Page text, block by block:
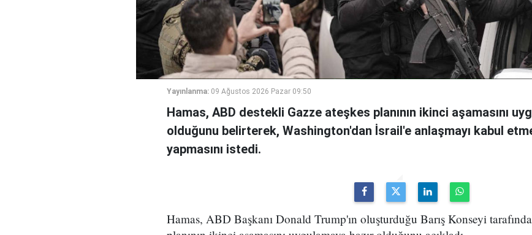
Yayınlanma: 09 Ağustos 2026 Pazar 09:50
Hamas, ABD destekli Gazze ateşkes planının ikinci aşamasını
olduğunu belirterek, Washington'dan İsrail'e anlaşmayı kabul
yapmasını istedi.
Hamas, ABD Başkanı Donald Trump'ın oluşturduğu Barış Konseyi